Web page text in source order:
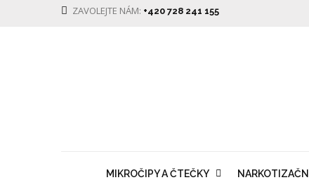
ZAVOLEJTE NÁM: +420 728 241 155
MIKROČIPY A ČTEČKY